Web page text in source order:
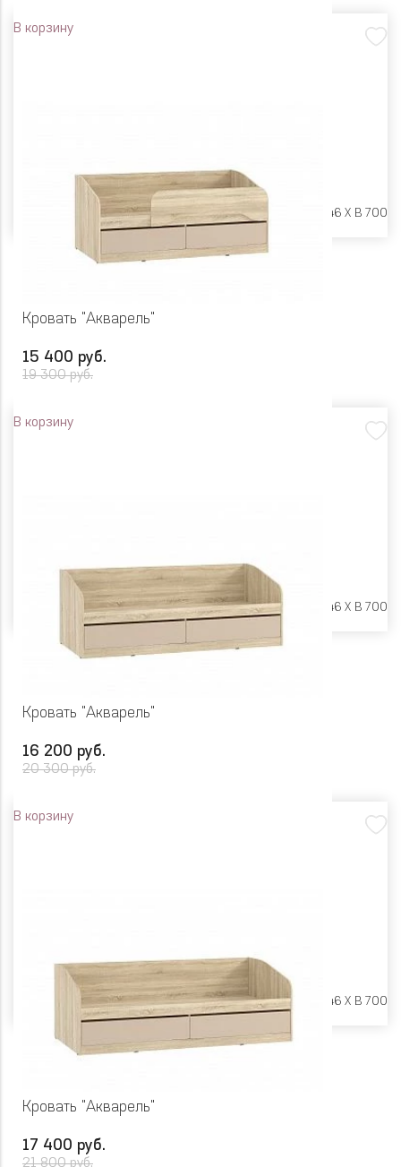
В корзину
Ш 1842 X Г 846 X В 700
Кровать "Акварель"
15 400 руб.
19 300 руб.
В корзину
Ш 1642 X Г 846 X В 700
Кровать "Акварель"
16 200 руб.
20 300 руб.
В корзину
Ш 1942 X Г 846 X В 700
Кровать "Акварель"
17 400 руб.
21 800 руб.